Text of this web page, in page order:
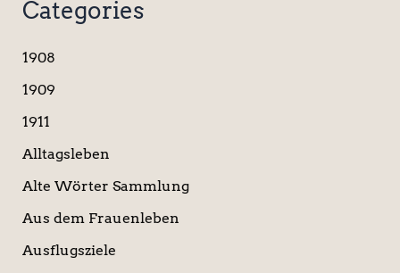
h
n
a
h
Categories
1908
1909
1911
Alltagsleben
Alte Wörter Sammlung
Aus dem Frauenleben
Ausflugsziele